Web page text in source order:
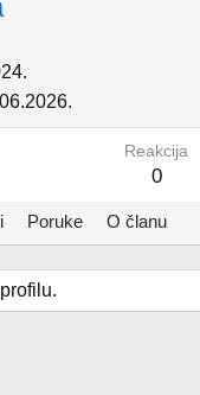
Reakcija
0
Poruke O članu